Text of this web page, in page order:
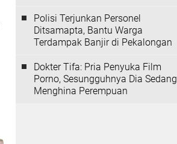
Polisi Terjunkan Personel
Ditsamapta, Bantu Warga
Terdampak Banjir di Pekalongan
Dokter Tifa: Pria Penyuka Film
Porno, Sesungguhnya Dia Sedang
Menghina Perempuan